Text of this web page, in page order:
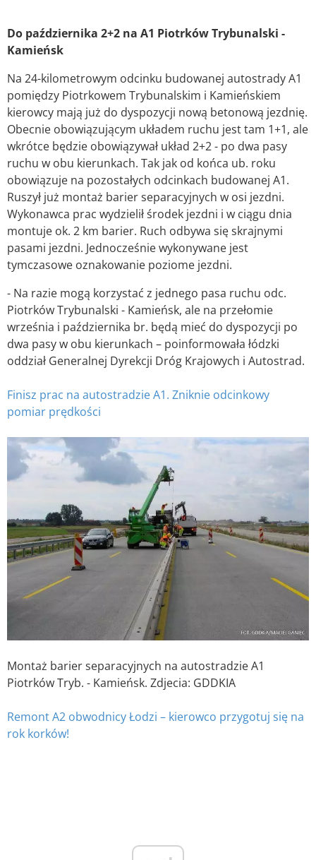
Do października 2+2 na A1 Piotrków Trybunalski -
Kamieńsk
Na 24-kilometrowym odcinku budowanej autostrady A1
pomiędzy Piotrkowem Trybunalskim i Kamieńskiem
kierowcy mają już do dyspozycji nową betonową jezdnię.
Obecnie obowiązującym układem ruchu jest tam 1+1, ale
wkrótce będzie obowiązywał układ 2+2 - po dwa pasy
ruchu w obu kierunkach. Tak jak od końca ub. roku
obowiązuje na pozostałych odcinkach budowanej A1.
Ruszył już montaż barier separacyjnych w osi jezdni.
Wykonawca prac wydzielił środek jezdni i w ciągu dnia
montuje ok. 2 km barier. Ruch odbywa się skrajnymi
pasami jezdni. Jednocześnie wykonywane jest
tymczasowe oznakowanie poziome jezdni.
- Na razie mogą korzystać z jednego pasa ruchu odc.
Piotrków Trybunalski - Kamieńsk, ale na przełomie
września i października br. będą mieć do dyspozycji po
dwa pasy w obu kierunkach – poinformowała łódzki
oddział Generalnej Dyrekcji Dróg Krajowych i Autostrad.
Finisz prac na autostradzie A1. Zniknie odcinkowy
pomiar prędkości
Montaż barier separacyjnych na autostradzie A1
Piotrków Tryb. - Kamieńsk. Zdjecia: GDDKIA
Remont A2 obwodnicy Łodzi – kierowco przygotuj się na
rok korków!